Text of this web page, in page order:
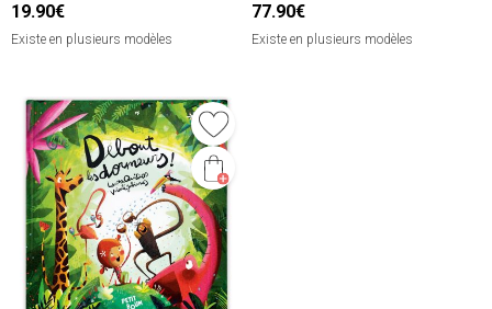
19.90€
Existe en plusieurs modèles
77.90€
Existe en plusieurs modèles